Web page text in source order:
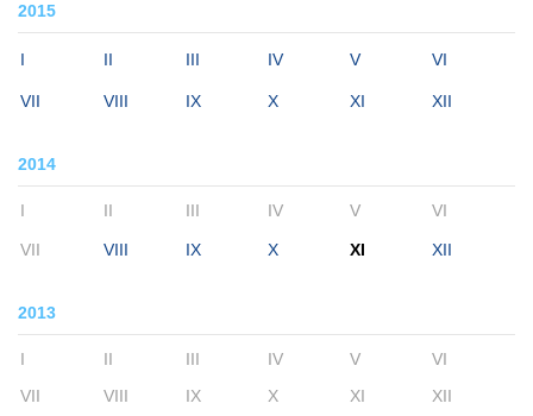
2015
I II III IV V VI
VII VIII IX X XI XII
2014
I II III IV V VI
VII VIII IX X XI XII
2013
I II III IV V
VI
VII
VIII IX X XI XII